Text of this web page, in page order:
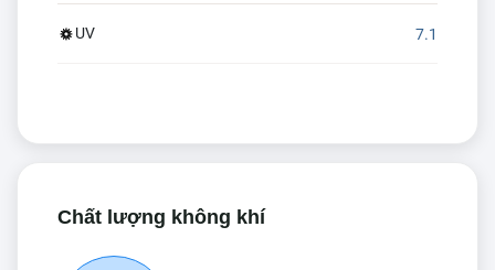
UV 7.1
Chất lượng không khí